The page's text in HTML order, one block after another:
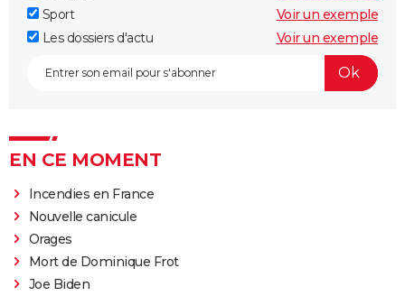
Sport
Voir un exemple
Les dossiers d'actu
Voir un exemple
EN CE MOMENT
Incendies en France
Nouvelle canicule
Orages
Mort de Dominique Frot
Joe Biden